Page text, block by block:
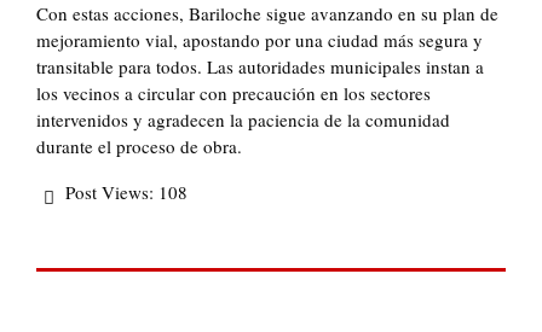
Con estas acciones, Bariloche sigue avanzando en su plan de
mejoramiento vial, apostando por una ciudad más segura y
transitable para todos. Las autoridades municipales instan a
los vecinos a circular con precaución en los sectores
intervenidos y agradecen la paciencia de la comunidad
durante el proceso de obra.
Post Views: 108